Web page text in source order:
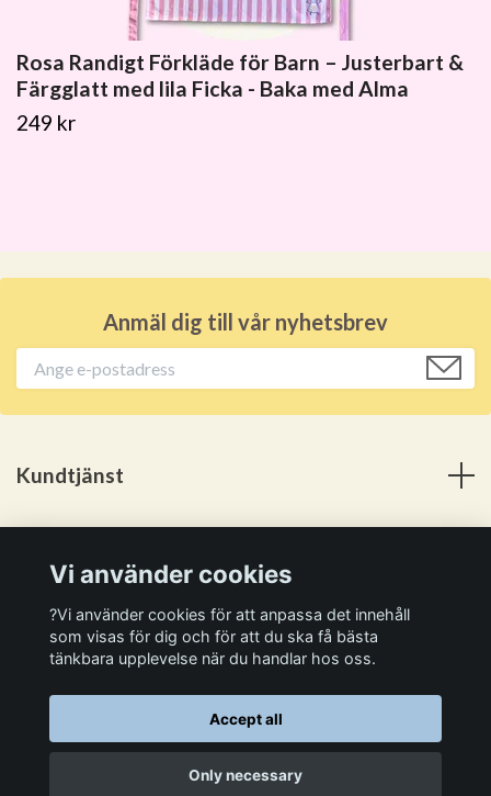
Rosa Randigt Förkläde för Barn – Justerbart &
Färgglatt med lila Ficka - Baka med Alma
249 kr
Anmäl dig till vår nyhetsbrev
Kundtjänst
Social Media
© 2026 Kan Själv
Vi använder cookies
?Vi använder cookies för att anpassa det innehåll
som visas för dig och för att du ska få bästa
tänkbara upplevelse när du handlar hos oss.
Accept all
Only necessary